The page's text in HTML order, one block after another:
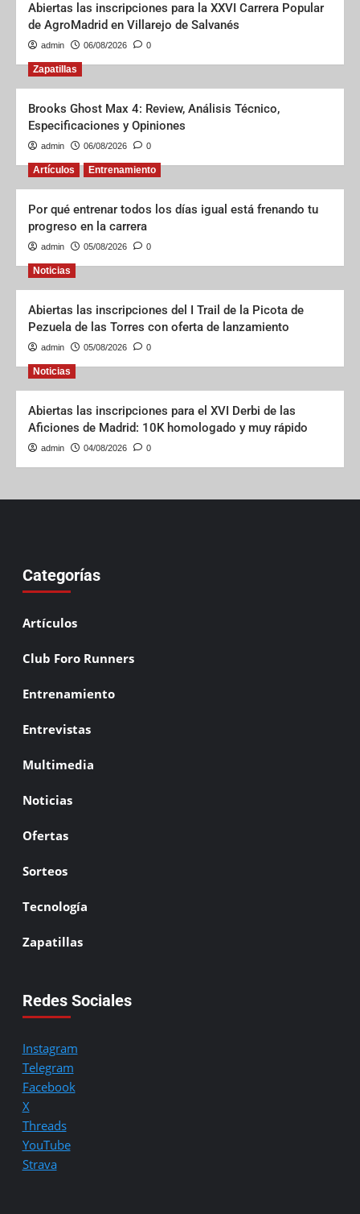
Abiertas las inscripciones para la XXVI Carrera Popular
de AgroMadrid en Villarejo de Salvanés
admin 06/08/2026 0
Zapatillas
Brooks Ghost Max 4: Review, Análisis Técnico,
Especificaciones y Opiniones
admin 06/08/2026 0
Artículos Entrenamiento
Por qué entrenar todos los días igual está frenando tu
progreso en la carrera
admin 05/08/2026 0
Noticias
Abiertas las inscripciones del I Trail de la Picota de
Pezuela de las Torres con oferta de lanzamiento
admin 05/08/2026 0
Noticias
Abiertas las inscripciones para el XVI Derbi de las
Aficiones de Madrid: 10K homologado y muy rápido
admin 04/08/2026 0
Categorías
Artículos
Club Foro Runners
Entrenamiento
Entrevistas
Multimedia
Noticias
Ofertas
Sorteos
Tecnología
Zapatillas
Redes Sociales
Instagram
Telegram
Facebook
X
Threads
YouTube
Strava